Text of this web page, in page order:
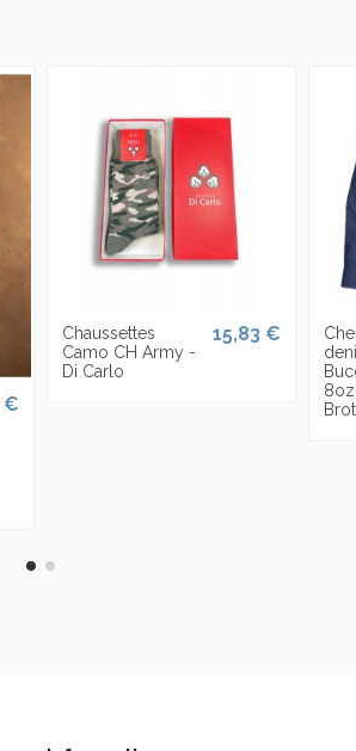
€
Chaussettes
Camo CH Army -
Di Carlo
15,83 €